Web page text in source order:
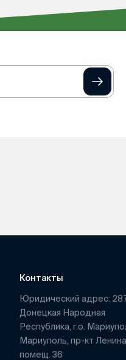
Контакты
Юридический адрес:
Донецкая Народная
Республика, г.о.
Мариуполь, пр-кт
помещ. 36